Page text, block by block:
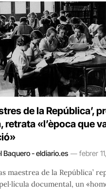
de la República’,
retrata «l’època que
Baquero - eldiario.es febrer
maestrea de la República’
documental, un